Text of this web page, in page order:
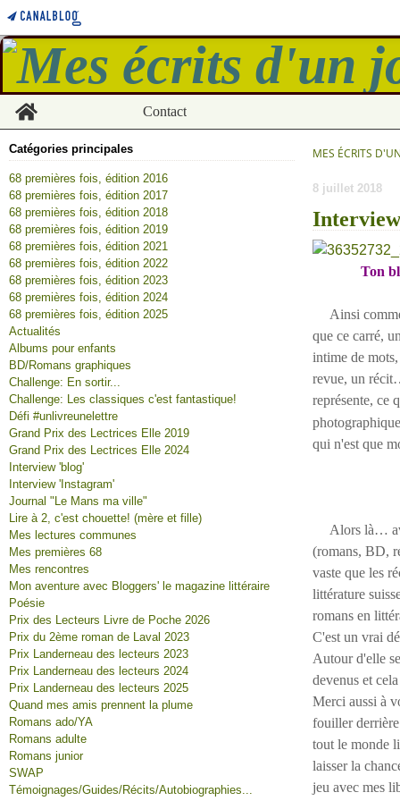
Home
Contact
Catégories principales
68 premières fois, édition 2016
68 premières fois, édition 2017
68 premières fois, édition 2018
68 premières fois, édition 2019
68 premières fois, édition 2021
68 premières fois, édition 2022
68 premières fois, édition 2023
68 premières fois, édition 2024
68 premières fois, édition 2025
Actualités
Albums pour enfants
BD/Romans graphiques
Challenge: En sortir...
Challenge: Les classiques c'est fantastique!
Défi #unlivreunelettre
Grand Prix des Lectrices Elle 2019
Grand Prix des Lectrices Elle 2024
Interview 'blog'
Interview 'Instagram'
Journal "Le Mans ma ville"
Lire à 2, c'est chouette! (mère et fille)
Mes lectures communes
Mes premières 68
Mes rencontres
Mon aventure avec Bloggers' le magazine littéraire
Poésie
Prix des Lecteurs Livre de Poche 2026
Prix du 2ème roman de Laval 2023
Prix Landerneau des lecteurs 2023
Prix Landerneau des lecteurs 2024
Prix Landerneau des lecteurs 2025
Quand mes amis prennent la plume
Romans ado/YA
Romans adulte
Romans junior
SWAP
Témoignages/Guides/Récits/Autobiographies...
MES ÉCRITS
8 juillet 2018
Ton
Ainsi comme
que ce carré,
intime de
revue, un
représente, ce
qui n'est que
Alors là…
(romans, BD,
vaste que les
littérature
romans en
C'est un vrai
Autour d'elle
devenus et
Merci aussi à
fouiller derrière
tout le monde
laisser la
jeu avec mes